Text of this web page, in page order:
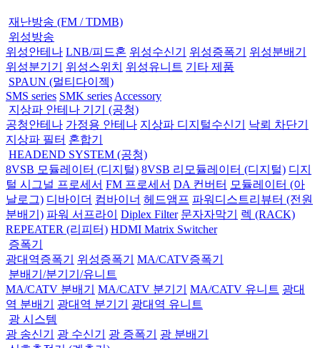
재난방송 (FM / TDMB)
위성방송
위성안테나 LNB/피드혼 위성수신기 위성증폭기
위성분배기
위성분기기
위성스위치 위성유니트 기타 제품
SPAUN (멀티다이젝)
SMS series SMK series Accessory
지상파 안테나 기기 (공청)
공청안테나 가정용 안테나 지상파 디지털수신기
낙뢰 차단기
지상파 필터 혼합기
HEADEND SYSTEM (공청)
8VSB 모듈레이터 (디지털) 8VSB 리모듈레이터 (디지털) 디지
털 시그널 프로세서 FM 프로세서 DA 컨버터 모듈레이터 (아
날로그) 디바이더 컴바이너 헤드앰프 파워디스트리뷰터 (전원
분배기) 파워 서프라이 Diplex Filter 문자자막기
렉 (RACK)
REPEATER (리피터) HDMI Matrix Switcher
증폭기
광대역증폭기
위성증폭기
MA/CATV증폭기
분배기/분기기/유니트
MA/CATV 분배기
MA/CATV 분기기 MA/CATV 유니트 광대
역 분배기
광대역 분기기
광대역 유니트
광 시스템
광 송신기
광 수신기 광 증폭기
광 분배기